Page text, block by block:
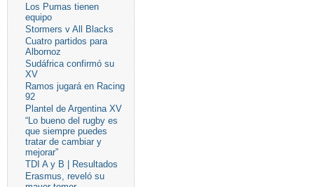
Los Pumas tienen
equipo
Stormers v All Blacks
Cuatro partidos para
Albornoz
Sudáfrica confirmó su
XV
Ramos jugará en Racing
92
Plantel de Argentina XV
“Lo bueno del rugby es
que siempre puedes
tratar de cambiar y
mejorar”
TDI A y B | Resultados
Erasmus, reveló su